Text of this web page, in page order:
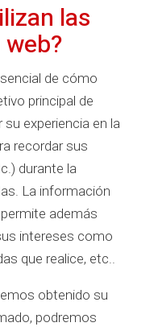
las
de cómo
principal de
experiencia en la
recordar sus
durante la
La información
además
intereses como
que realice, etc..
obtenido su
podremos